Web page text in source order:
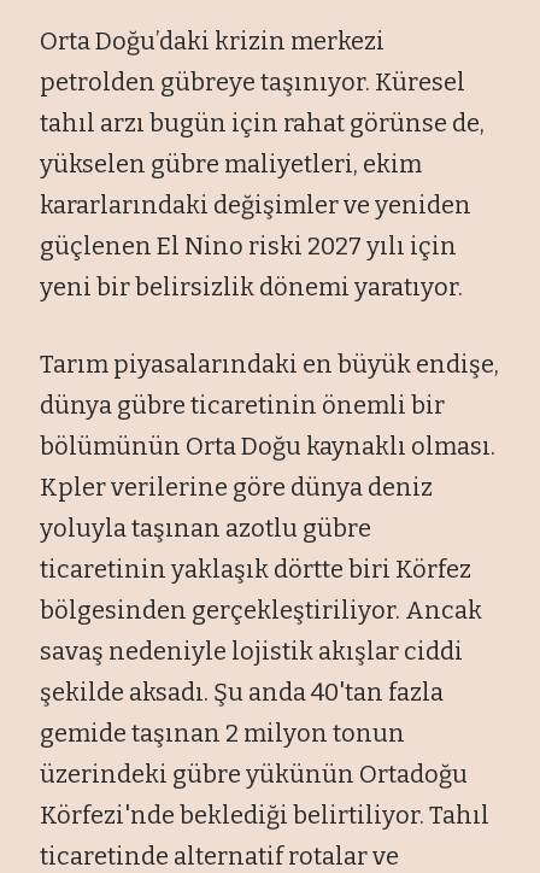
Orta Doğu’daki krizin merkezi
petrolden gübreye taşınıyor. Küresel
tahıl arzı bugün için rahat görünse de,
yükselen gübre maliyetleri, ekim
kararlarındaki değişimler ve yeniden
güçlenen El Nino riski 2027 yılı için
yeni bir belirsizlik dönemi yaratıyor.
Tarım piyasalarındaki en büyük endişe,
dünya gübre ticaretinin önemli bir
bölümünün Orta Doğu kaynaklı olması.
Kpler verilerine göre dünya deniz
yoluyla taşınan azotlu gübre
ticaretinin yaklaşık dörtte biri Körfez
bölgesinden gerçekleştiriliyor. Ancak
savaş nedeniyle lojistik akışlar ciddi
şekilde aksadı. Şu anda 40'tan fazla
gemide taşınan 2 milyon tonun
üzerindeki gübre yükünün Ortadoğu
Körfezi'nde beklediği belirtiliyor. Tahıl
ticaretinde alternatif rotalar ve